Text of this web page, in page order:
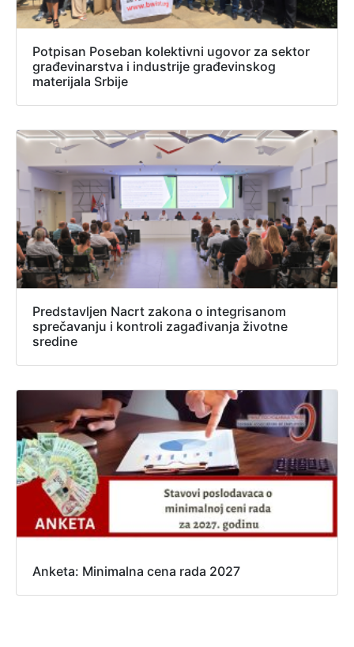
Potpisan Poseban kolektivni ugovor za sektor
građevinarstva i industrije građevinskog
materijala Srbije
Predstavljen Nacrt zakona o integrisanom
sprečavanju i kontroli zagađivanja životne
sredine
Anketa: Minimalna cena rada 2027